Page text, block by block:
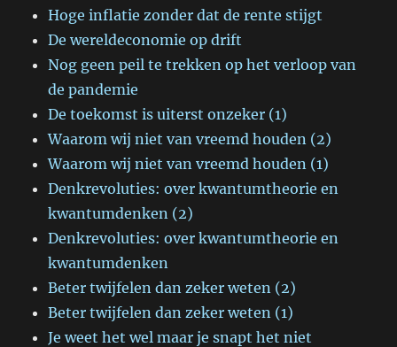
Hoge inflatie zonder dat de rente stijgt
De wereldeconomie op drift
Nog geen peil te trekken op het verloop van
de pandemie
De toekomst is uiterst onzeker (1)
Waarom wij niet van vreemd houden (2)
Waarom wij niet van vreemd houden (1)
Denkrevoluties: over kwantumtheorie en
kwantumdenken (2)
Denkrevoluties: over kwantumtheorie en
kwantumdenken
Beter twijfelen dan zeker weten (2)
Beter twijfelen dan zeker weten (1)
Je weet het wel maar je snapt het niet